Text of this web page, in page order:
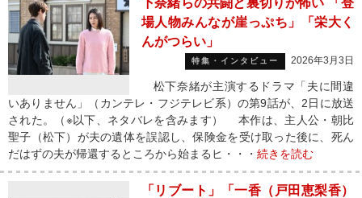
下奈緒らの共闘と裏切りが怖い 「登
場人物みんなが崖っぷち」「栄大く
んがつらい」
特集・インタビュー 2026年3月3日
松下奈緒が主演するドラマ「夫に間違
いありません」（カンテレ・フジテレビ系）の第9話が、2日に放送
された。（※以下、ネタバレを含みます） 本作は、主人公・朝比
聖子（松下）が夫の遺体を誤認し、保険金を受け取った後に、死ん
だはずの夫が帰還するところから始まるヒ・・・ 続きを読む
「リブート」「一香（戸田恵梨香）